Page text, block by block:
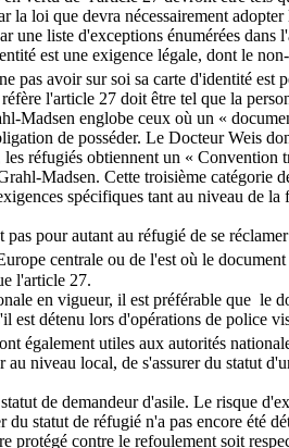
la loi que devra nécessairement
une liste d'exceptions énumérées
est une exigence légale, dont le
pas avoir sur soi sa carte d'identité est
l'article 27 doit être tel que la
Madsen englobe ceux où un «
de posséder. Le Docteur Weis
réfugiés obtiennent un «
Madsen. Cette troisième catégorie
spécifiques tant au niveau de
pour autant au réfugié de se
centrale ou de l'est où le
l'article 27.
en vigueur, il est préférable que
détenu lors d'opérations de police
également utiles aux autorités
niveau local, de s'assurer du statut
de demandeur d'asile. Le risque
statut de réfugié n'a pas encore
contre le refoulement soit